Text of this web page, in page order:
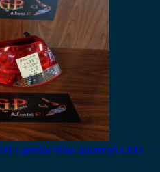
φανάρι πίσω αριστερό LED